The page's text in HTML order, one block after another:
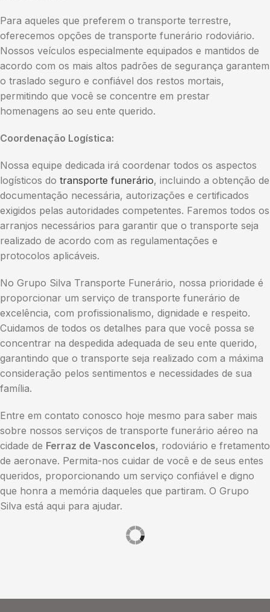
Para aqueles que preferem o transporte terrestre,
oferecemos opções de transporte funerário rodoviário.
Nossos veículos especialmente equipados e mantidos de
acordo com os mais altos padrões de segurança garantem
o traslado seguro e confiável dos restos mortais,
permitindo que você se concentre em prestar
homenagens ao seu ente querido.
Coordenação Logística:
Nossa equipe dedicada irá coordenar todos os aspectos
logísticos do transporte funerário, incluindo a obtenção de
documentação necessária, autorizações e certificados
exigidos pelas autoridades competentes. Faremos todos os
arranjos necessários para garantir que o transporte seja
realizado de acordo com as regulamentações e
protocolos aplicáveis.
No Grupo Silva Transporte Funerário, nossa prioridade é
proporcionar um serviço de transporte funerário de
excelência, com profissionalismo, dignidade e respeito.
Cuidamos de todos os detalhes para que você possa se
concentrar na despedida adequada de seu ente querido,
garantindo que o transporte seja realizado com a máxima
consideração pelos sentimentos e necessidades de sua
família.
Entre em contato conosco hoje mesmo para saber mais
sobre nossos serviços de transporte funerário aéreo na
cidade de Ferraz de Vasconcelos, rodoviário e fretamento
de aeronave. Permita-nos cuidar de você e de seus entes
queridos, proporcionando um serviço confiável e digno
que honra a memória daqueles que partiram. O Grupo
Silva está aqui para ajudar.